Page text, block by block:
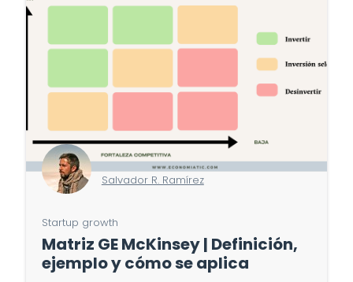
Salvador R. Ramírez
Startup growth
Matriz GE McKinsey | Definición,
ejemplo y cómo se aplica